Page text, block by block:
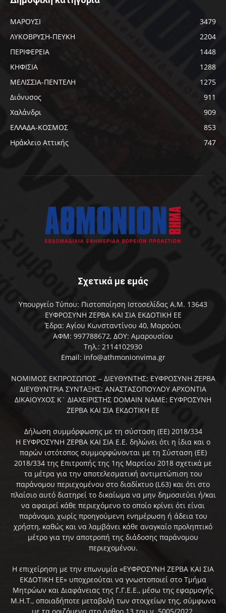
ΜΑΡΟΥΣΙ
3479
ΛΥΚΟΒΡΥΣΗ-ΠΕΥΚΗ
2204
ΠΕΡΙΦΕΡΕΙΑ
1448
ΚΗΦΙΣΙΑ
1288
ΜΕΛΙΣΣΙΑ-ΠΕΝΤΕΛΗ
1275
Διόνυσος
911
Χαλάνδρι
909
ΕΛΛΑΔΑ-ΚΟΣΜΟΣ
853
Ηράκλειο Αττικής
747
Σχετικά με εμάς
Υπουργείο Τύπου: Πιστοποίηση Ιστοσελίδας Α.Μ. 13643
ΕΥΦΡΟΣΥΝΗ ΖΕΡΒΑ ΚΑΙ ΣΙΑ ΕΚΔΟΤΙΚΗ ΕΕ
Έδρα: Αγίου Κωνσταντίνου 40, Μαρούσι
ΑΦΜ: 997788672, ΔΟΥ: Αμαρουσίου
Τηλ.: 2114102930
Email: info@athmonionvima.gr
ΝΟΜΙΜΟΣ ΕΚΠΡΟΣΩΠΟΣ – ΔΙΕΥΘΥΝΤΗΣ: ΕΥΦΡΟΣΥΝΗ ΖΕΡΒΑ
ΔΙΕΥΘΥΝΤΡΙΑ ΣΥΝΤΑΞΗΣ: ΑΝΑΣΤΑΣΟΠΟΥΛΟΥ ΑΡΧΟΝΤΙΑ
ΔΙΚΑΙΟΥΧΟΣ Κ` ΔΙΑΧΕΙΡΙΣΤΗΣ DOMAIN NAME: ΕΥΦΡΟΣΥΝΗ
ΖΕΡΒΑ ΚΑΙ ΣΙΑ ΕΚΔΟΤΙΚΗ ΕΕ
Δήλωση συμμόρφωσης με τη σύσταση (ΕΕ) 2018/334
Η ΕΥΦΡΟΣΥΝΗ ΖΕΡΒΑ ΚΑΙ ΣΙΑ Ε.Ε. δηλώνει ότι η ίδια και ο
παρών ιστότοπος συμμορφώνονται με τη Σύσταση (ΕΕ)
2018/334 της Επιτροπής της 1ης Μαρτίου 2018 σχετικά με
τα μέτρα για την αποτελεσματική αντιμετώπιση του
παράνομου περιεχομένου στο διαδίκτυο (L63) και ότι στο
πλαίσιο αυτό διατηρεί το δικαίωμα να μην δημοσιεύει ή/και
να αφαιρεί κάθε περιεχόμενο το οποίο κρίνει ότι είναι
παράνομο, χωρίς προηγούμενη ενημέρωση ή άδεια του
χρήστη, καθώς και να λαμβάνει κάθε αναγκαίο προληπτικό
μέτρο για την αποτροπή της διάδοσης παράνομου
περιεχομένου.
Η επιχείρηση με την επωνυμία «ΕΥΦΡΟΣΥΝΗ ΖΕΡΒΑ ΚΑΙ ΣΙΑ
ΕΚΔΟΤΙΚΗ ΕΕ» υποχρεούται να γνωστοποιεί στο Τμήμα
Μητρώων και Διαφάνειας της Γ.Γ.Ε.Ε., μέσω της εφαρμογής
Μ.Η.Τ., οποιαδήποτε μεταβολή των στοιχείων της, σύμφωνα
με τα οριζόμενα στο άρθρο 13 του ν. 5005/2022.